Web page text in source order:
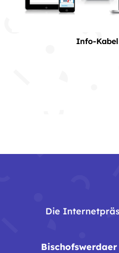
Info-Kabel
Die
Bischofswerdaer